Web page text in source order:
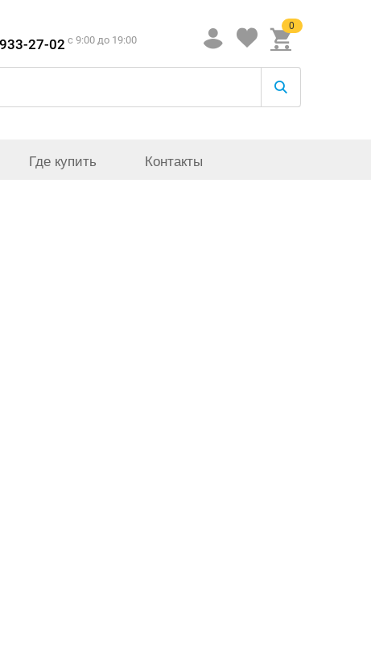
27-02 c 9:00 до 19:00
0
Где купить Контакты